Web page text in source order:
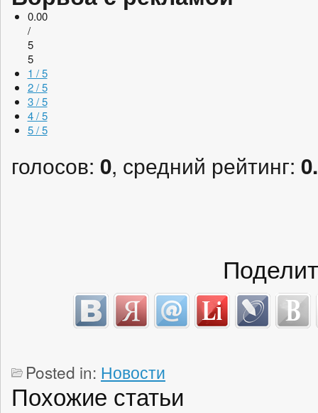
0.00
/
5
5
1 / 5
2 / 5
3 / 5
4 / 5
5 / 5
голосов: 0, средний рейтинг:
Posted in: Новости
Похожие статьи